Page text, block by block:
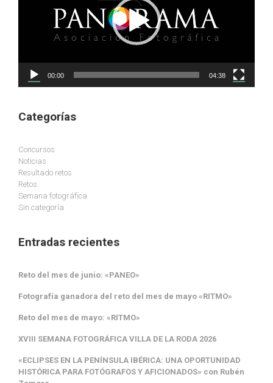
00:00 04:38
Categorías
Concursos
Noticias
Resultado retos
Retos
Semana fotográfica
Sin categoría
Entradas recientes
Reto del mes de junio: «PANEO»
Fotografía ganadora del reto del mes de mayo «RITMO»
Reto del mes de mayo: «RITMO»
XVIII SEMANA FOTOGRÁFICA VILLA DE LA RODA 2026
«ECLIPSES EN LA PENÍNSULA IBÉRICA: UNA OPORTUNIDAD
HISTÓRICA PARA FOTÓGRAFOS Y AFICIONADOS» con Rubén